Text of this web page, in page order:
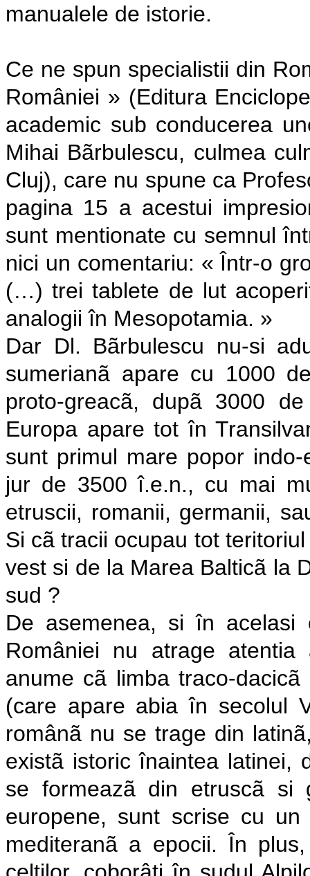
manualele de istorie.
Ce ne spun specialistii din
României » (Editura
academic sub conducerea
Mihai Bãrbulescu, culmea
Cluj), care nu spune ca
pagina 15 a acestui
sunt mentionate cu semnul
nici un comentariu: « Într-o
(…) trei tablete de lut
analogii în Mesopotamia. »
Dar Dl. Bãrbulescu nu-si
sumerianã apare cu 1000
proto-greacã, dupã 3000
Europa apare tot în
sunt primul mare popor
jur de 3500 î.e.n., cu mai
etruscii, romanii, germanii,
Si cã tracii ocupau tot
vest si de la Marea Balticã la
sud ?
De asemenea, si în acelasi
României nu atrage atentia
anume cã limba traco-
(care apare abia în secolul
românã nu se trage din
existã istoric înaintea latinei,
se formeazã din etruscã si
europene, sunt scrise cu
mediteranã a epocii. În